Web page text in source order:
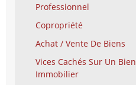
Professionnel
Copropriété
Achat / Vente De Biens
Vices Cachés Sur Un Bien
Immobilier